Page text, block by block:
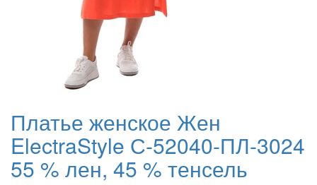
Платье женское Жен
ElectraStyle С-52040-ПЛ-3024
55 % лен, 45 % тенсель